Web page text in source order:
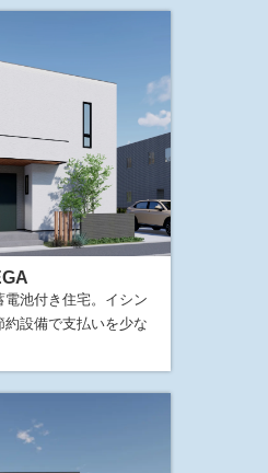
電池付き住宅。イシン
設備で支払いを少な